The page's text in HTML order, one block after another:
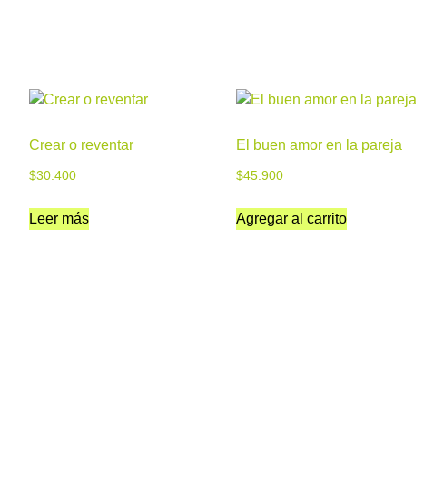
Crear o reventar
$30.400
Leer más
El buen amor en la pareja
$45.900
Agregar al carrito